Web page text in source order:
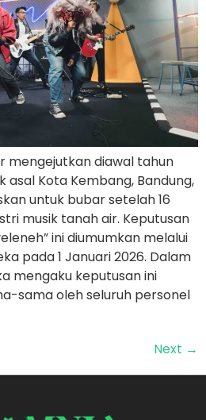
mengejutkan diawal tahun
asal Kota Kembang, Bandung,
untuk bubar setelah 16
musik tanah air. Keputusan
ini diumumkan melalui
pada 1 Januari 2026. Dalam
mengaku keputusan ini
sama oleh seluruh personel
Next →